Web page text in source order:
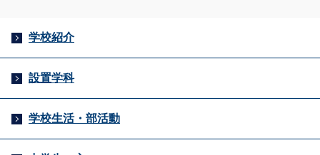
学校紹介
設置学科
学校生活・部活動